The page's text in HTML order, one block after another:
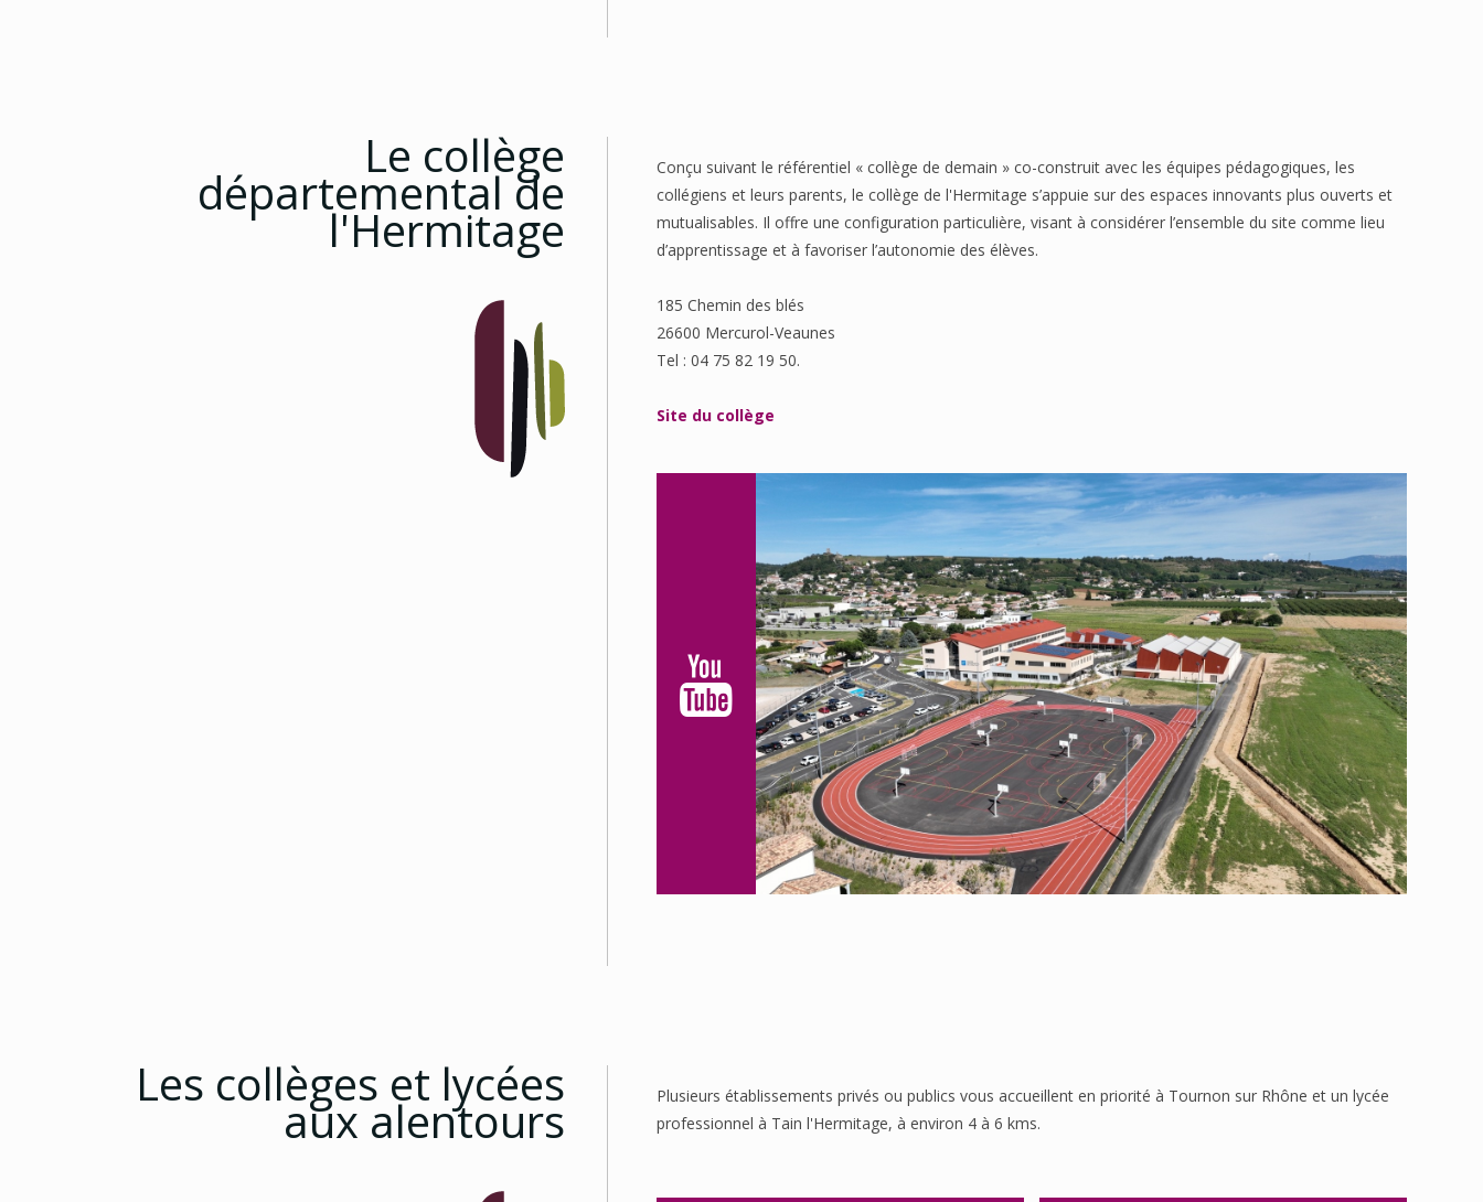
Le collège
départemental de
l'Hermitage
Conçu suivant le référentiel « collège de demain » co-construit avec les équipes pédagogiques, les
collégiens et leurs parents, le collège de l'Hermitage s’appuie sur des espaces innovants plus ouverts et
mutualisables. Il offre une configuration particulière, visant à considérer l’ensemble du site comme lieu
d’apprentissage et à favoriser l’autonomie des élèves.
185 Chemin des blés
26600 Mercurol-Veaunes
Tel : 04 75 82 19 50.
Site du collège
Les collèges et lycées
aux alentours
Plusieurs établissements privés ou publics vous accueillent en priorité à Tournon sur Rhône et un lycée
professionnel à Tain l'Hermitage, à environ 4 à 6 kms.